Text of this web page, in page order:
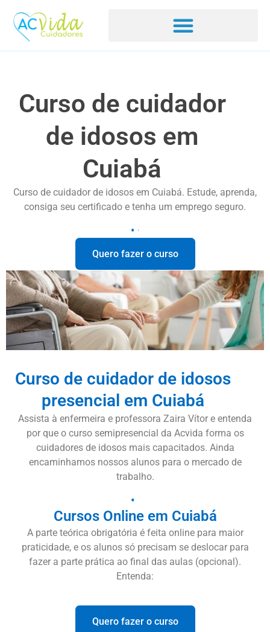
Curso de cuidador
de idosos em
Cuiabá
Curso de cuidador de idosos em Cuiabá. Estude, aprenda,
consiga seu certificado e tenha um emprego seguro.
Quero fazer o curso
Curso de cuidador de idosos
presencial em Cuiabá
Assista à enfermeira e professora Zaira Vítor e entenda
por que o curso semipresencial da Acvida forma os
cuidadores de idosos mais capacitados. Ainda
encaminhamos nossos alunos para o mercado de
trabalho.
Cursos Online em Cuiabá
A parte teórica obrigatória é feita online para maior
praticidade, e os alunos só precisam se deslocar para
fazer a parte prática ao final das aulas (opcional).
Entenda:
Quero fazer o curso